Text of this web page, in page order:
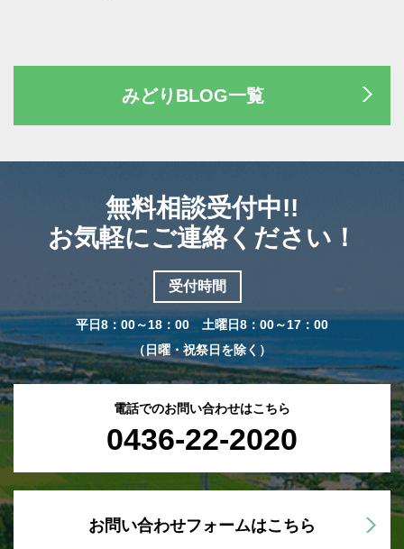
みどりBLOG一覧
無料相談受付中!!
お気軽にご連絡ください！
受付時間
平日8：00～18：00 土曜日8：00～17：00
（日曜・祝祭日を除く）
電話でのお問い合わせはこちら
0436-22-2020
お問い合わせフォームはこちら